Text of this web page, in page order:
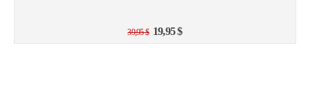
39,95$ Le
19,95$Le